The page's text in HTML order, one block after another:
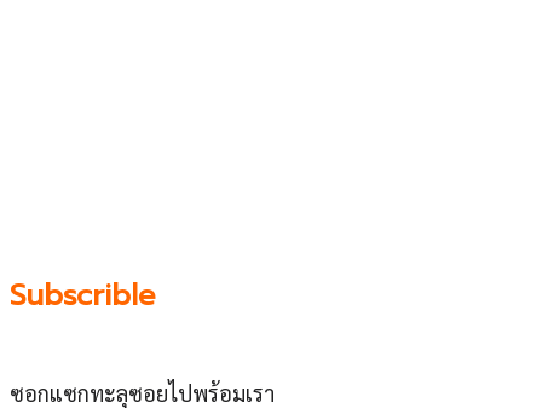
Subscrible
ซอกแซกทะลุซอยไปพร้อมเรา